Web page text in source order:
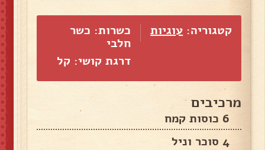
קטגוריה: עוגיות
כשרות: כשר
חלבי
דרגת קושי: קל
מרכיבים
6 כוסות קמח
4 סוכר וניל